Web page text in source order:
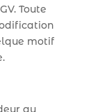
Toute
motif
au